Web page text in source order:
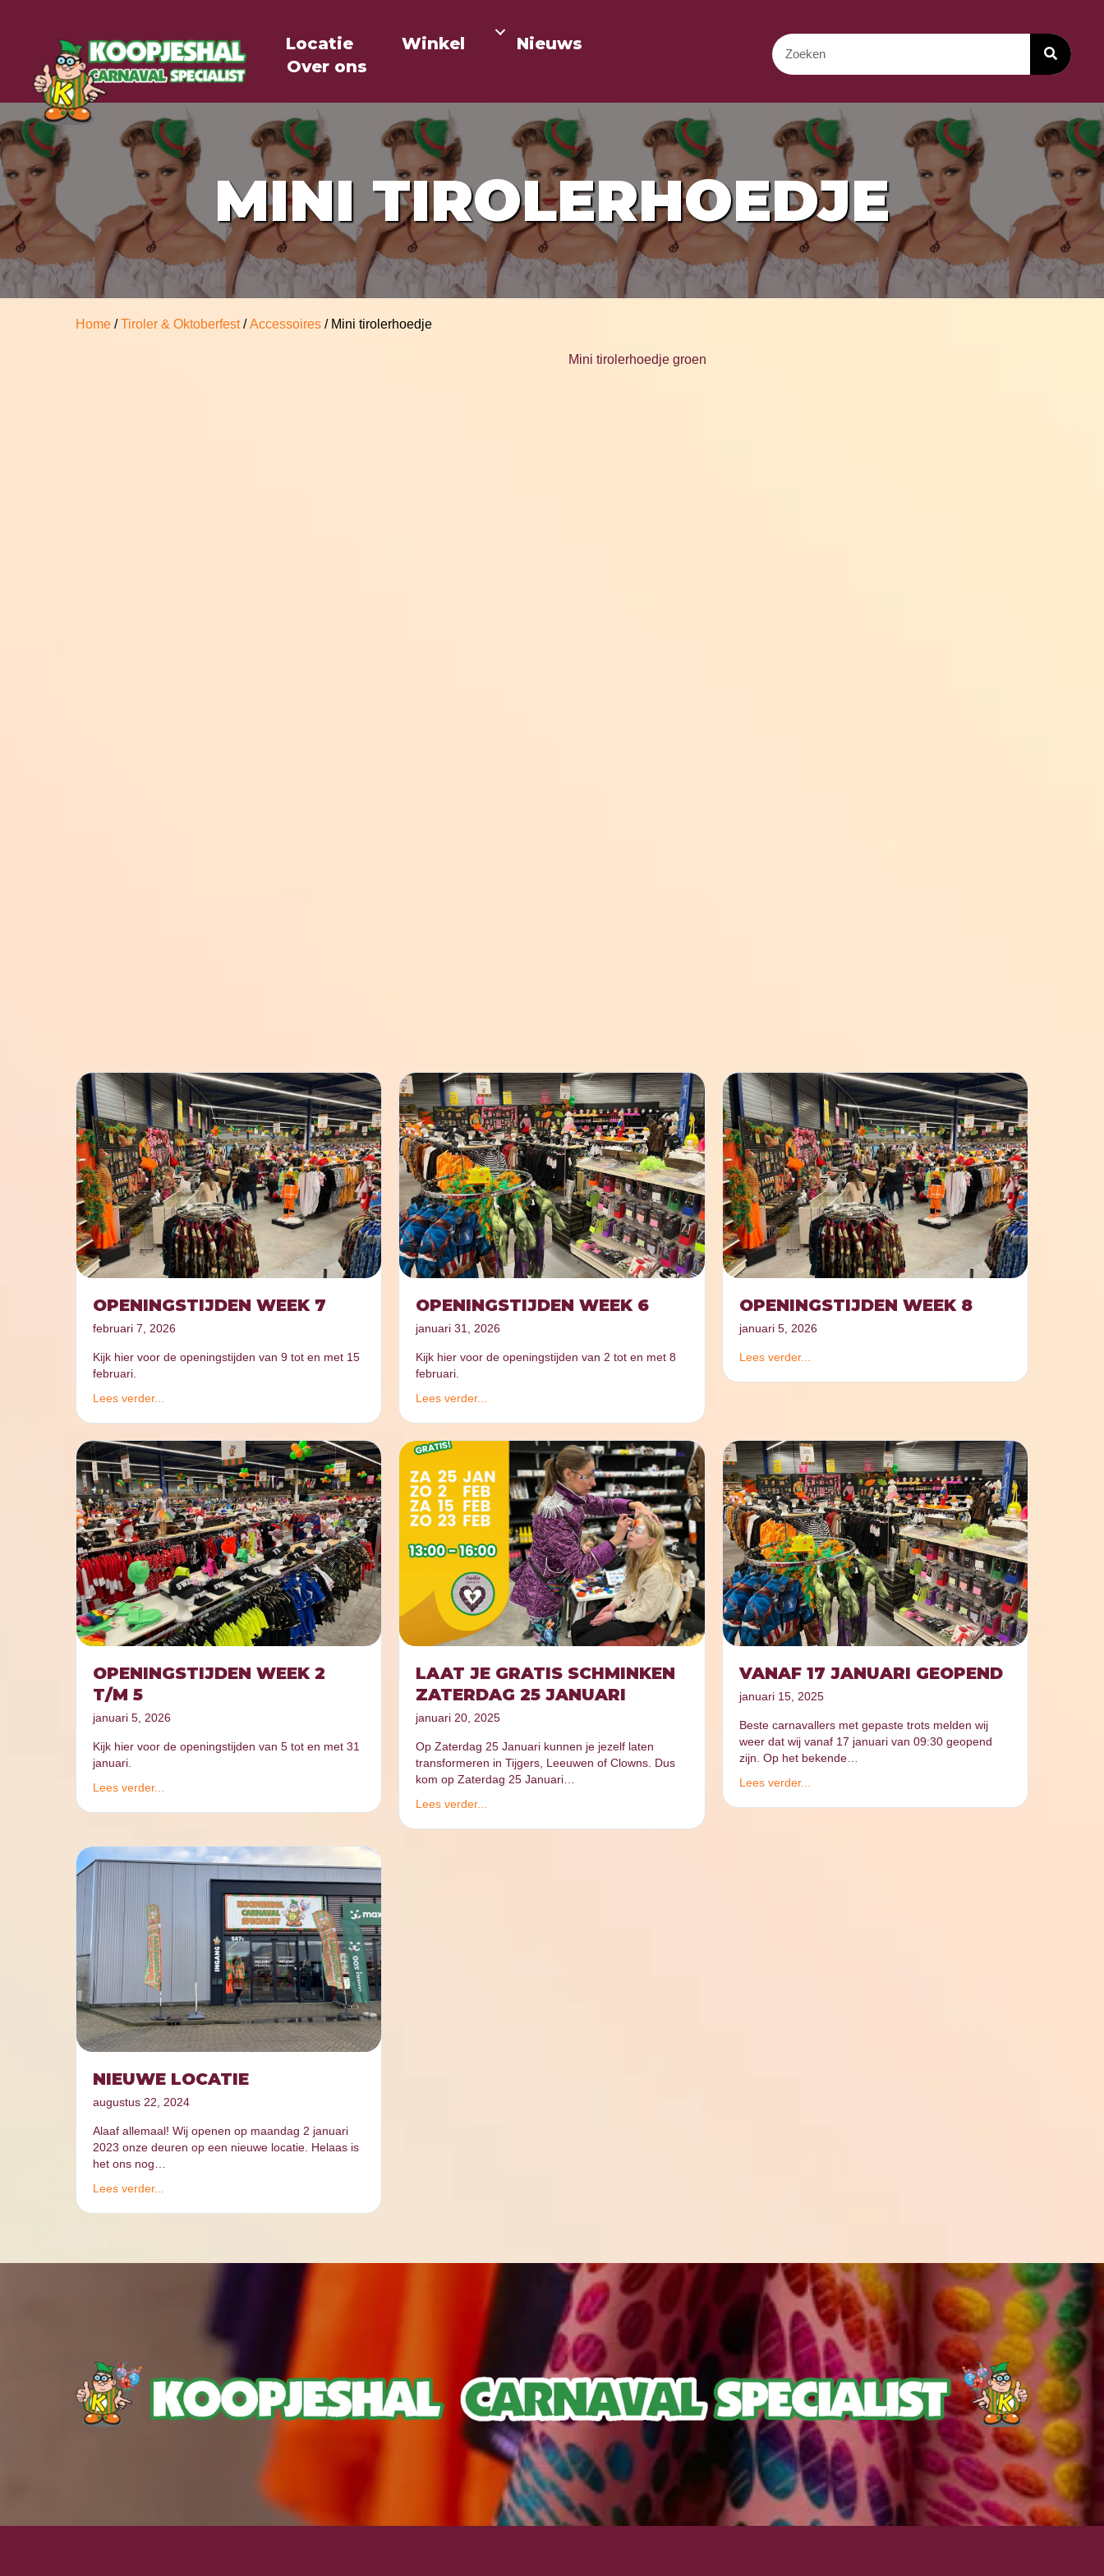
Locatie Winkel
Nieuws
Over ons
MINI TIROLERHOEDJE
Home /Tiroler & Oktoberfest/Accessoires / Mini tirolerhoedje
Mini tirolerhoedje groen
OPENINGSTIJDEN WEEK 7
februari 7, 2026
Kijk hier voor de openingstijden van 9 tot en met 15
februari.
Lees verder...
OPENINGSTIJDEN WEEK 6
januari 31, 2026
Kijk hier voor de openingstijden van 2 tot en met 8
februari.
Lees verder...
OPENINGSTIJDEN WEEK 8
januari 5, 2026
Lees verder...
OPENINGSTIJDEN WEEK 2
T/M 5
januari 5, 2026
Kijk hier voor de openingstijden van 5 tot en met 31
januari.
Lees verder...
LAAT JE GRATIS SCHMINKEN
ZATERDAG 25 JANUARI
januari 20, 2025
Op Zaterdag 25 Januari kunnen je jezelf laten
transformeren in Tijgers, Leeuwen of Clowns. Dus
kom op Zaterdag 25 Januari…
Lees verder...
VANAF 17 JANUARI GEOPEND
januari 15, 2025
Beste carnavallers met gepaste trots melden wij
weer dat wij vanaf 17 januari van 09:30 geopend
zijn. Op het bekende…
Lees verder...
NIEUWE LOCATIE
augustus 22, 2024
Alaaf allemaal! Wij openen op maandag 2 januari
2023 onze deuren op een nieuwe locatie. Helaas is
het ons nog…
Lees verder...